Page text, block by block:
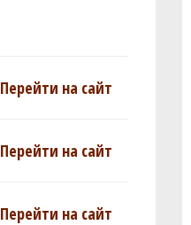
Перейти на сайт
Перейти на сайт
Перейти на сайт